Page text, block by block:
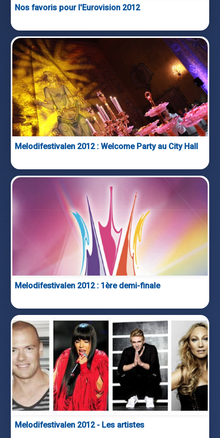
Nos favoris pour l'Eurovision 2012
Melodifestivalen 2012 : Welcome Party au City Hall
Melodifestivalen 2012 : 1ère demi-finale
Melodifestivalen 2012 - Les artistes